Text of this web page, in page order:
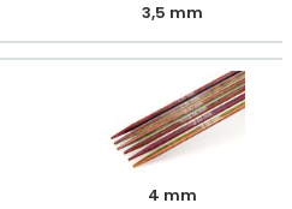
3,5 mm
4 mm